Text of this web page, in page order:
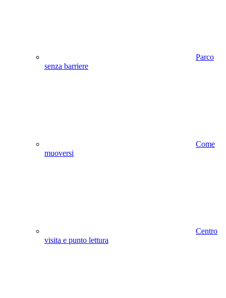
Parco
senza barriere
Come
muoversi
Centro
visita e punto lettura